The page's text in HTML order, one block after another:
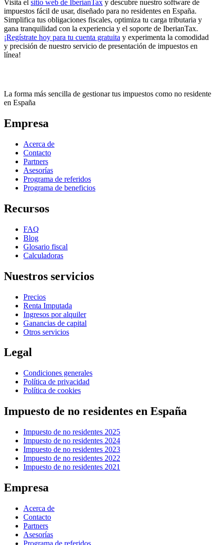
Visita el sitio web de IberianTax y descubre nuestro software de
impuestos fácil de usar, diseñado para no residentes en España.
Simplifica tus obligaciones fiscales, optimiza tu carga tributaria y
gana tranquilidad con la experiencia y el soporte de IberianTax.
¡Regístrate hoy para tu cuenta gratuita y experimenta la comodidad
y precisión de nuestro servicio de presentación de impuestos en
línea!
La forma más sencilla de gestionar tus impuestos como no residente
en España
Empresa
Acerca de
Contacto
Partners
Asesorías
Programa de referidos
Programa de beneficios
Recursos
FAQ
Blog
Glosario fiscal
Calculadoras
Nuestros servicios
Precios
Renta Imputada
Ingresos por alquiler
Ganancias de capital
Otros servicios
Legal
Condiciones generales
Política de privacidad
Política de cookies
Impuesto de no residentes en España
Impuesto de no residentes 2025
Impuesto de no residentes 2024
Impuesto de no residentes 2023
Impuesto de no residentes 2022
Impuesto de no residentes 2021
Empresa
Acerca de
Contacto
Partners
Asesorías
Programa de referidos